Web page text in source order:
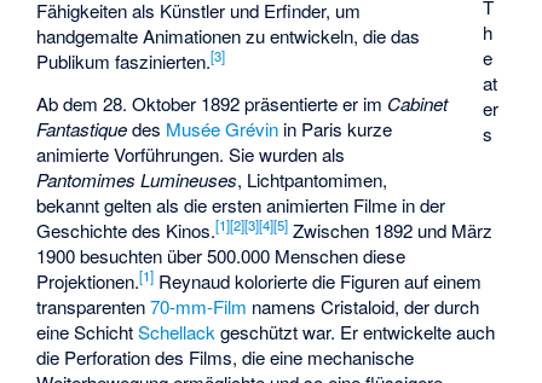
T
h
e
at
er
s
Fähigkeiten als Künstler und Erfinder, um
handgemalte Animationen zu entwickeln, die das
Publikum faszinierten.[3]
Ab dem 28. Oktober 1892 präsentierte er im Cabinet
Fantastiquedes Musée Grévin in Paris kurze
animierte Vorführungen. Sie wurden als
Pantomimes Lumineuses, Lichtpantomimen,
bekannt gelten als die ersten animierten Filme in der
Geschichte des Kinos.[1][2][3][4][5] Zwischen 1892 und März
1900 besuchten über 500.000 Menschen diese
Projektionen.[1] Reynaud kolorierte die Figuren auf einem
transparenten70-mm-Film namensCristaloid, der durch
eine SchichtSchellack geschützt war. Er entwickelte auch
die Perforation des Films, die eine mechanische